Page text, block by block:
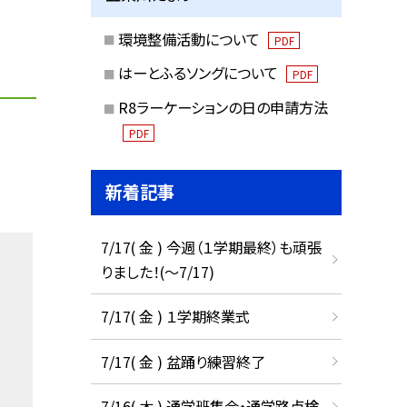
環境整備活動について PDF
はーとふるソングについて PDF
R8ラーケーションの日の申請方法
PDF
新着記事
7/17( 金 ) 今週（１学期最終）も頑張
りました！(〜7/17)
7/17( 金 ) １学期終業式
7/17( 金 ) 盆踊り練習終了